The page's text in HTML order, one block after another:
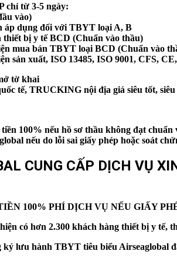
chỉ từ 3-5 ngày:
vào)
áp dụng đối với TBYT loại A, B
bị y tế BCD (Chuẩn vào thầu)
mua bán TBYT loại BCD (Chuẩn vào
sản xuất, ISO 13485, ISO 9001, CFS,
tờ khai
tế, TRUCKING nội địa giá siêu tốt, siêu
100% nếu hồ sơ thầu không đạt
nếu do lỗi sai giấy phép hoặc soát
CUNG CẤP DỊCH VỤ
100% PHÍ DỊCH VỤ NẾU GIẤY
có hơn 2.300 khách hàng thiết bị y tế,
ký lưu hành TBYT tiêu biểu Airseaglobal